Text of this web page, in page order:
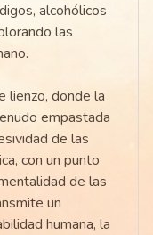
alcohólicos
las
lienzo, donde la
empastada
de las
con un punto
de las
un
humana, la